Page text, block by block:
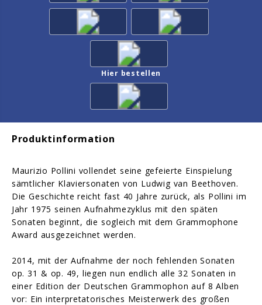
Hier bestellen
Produktinformation
Maurizio Pollini vollendet seine gefeierte Einspielung
sämtlicher Klaviersonaten von Ludwig van Beethoven.
Die Geschichte reicht fast 40 Jahre zurück, als Pollini im
Jahr 1975 seinen Aufnahmezyklus mit den späten
Sonaten beginnt, die sogleich mit dem Grammophone
Award ausgezeichnet werden.
2014, mit der Aufnahme der noch fehlenden Sonaten
op. 31 & op. 49, liegen nun endlich alle 32 Sonaten in
einer Edition der Deutschen Grammophon auf 8 Alben
vor: Ein interpretatorisches Meisterwerk des großen